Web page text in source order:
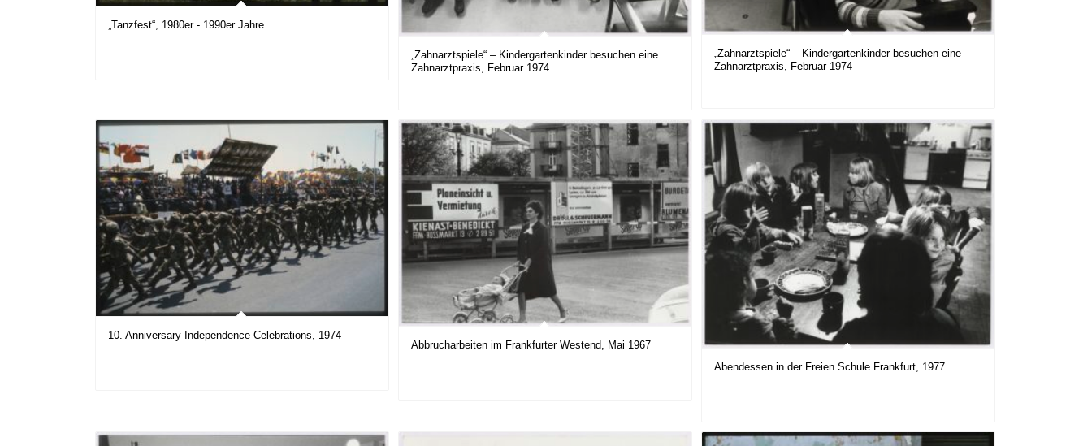
„Tanzfest“, 1980er - 1990er Jahre
„Zahnarztspiele“ – Kindergartenkinder besuchen eine
Zahnarztpraxis, Februar 1974
„Zahnarztspiele“ – Kindergartenkinder besuchen eine
Zahnarztpraxis, Februar 1974
10. Anniversary Independence Celebrations, 1974
Abbrucharbeiten im Frankfurter Westend, Mai 1967
Abendessen in der Freien Schule Frankfurt, 1977